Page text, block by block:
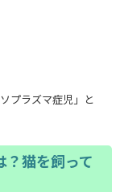
プラズマ症児」と
？猫を飼って